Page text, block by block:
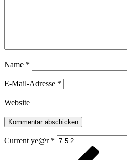
Name *
E-Mail-Adresse *
Website
Current ye@r *
Beitragsnavigation